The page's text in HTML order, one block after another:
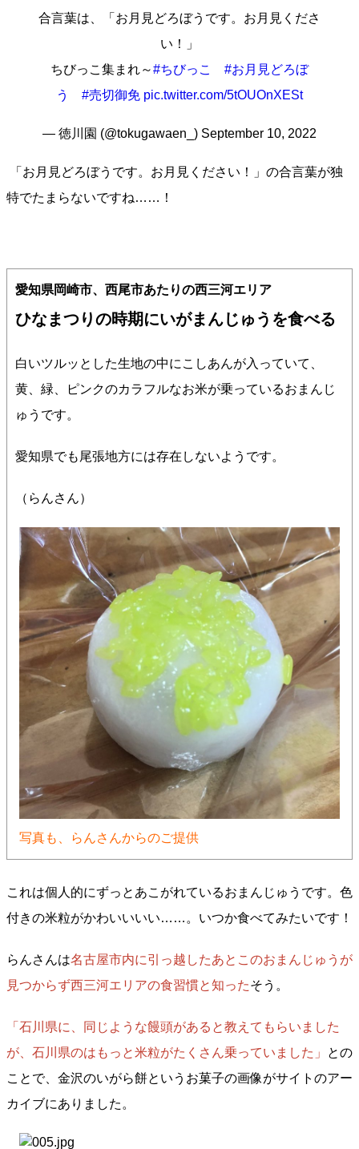
合言葉は、「お月見どろぼうです。お月見くださ
い！」
ちびっこ集まれ～#ちびっこ
#お月見どろぼ
う
#売切御免 pic.twitter.com/5tOUOnXESt
— 徳川園 (@tokugawaen_) September 10, 2022
「お月見どろぼうです。お月見ください！」の合言葉が独
特でたまらないですね……！
愛知県岡崎市、西尾市あたりの西三河エリア
ひなまつりの時期にいがまんじゅうを食べる
白いツルッとした生地の中にこしあんが入っていて、
黄、緑、ピンクのカラフルなお米が乗っているおまんじ
ゅうです。
愛知県でも尾張地方には存在しないようです。
（らんさん）
写真も、​​​​らんさんからのご提供
これは個人的にずっとあこがれているおまんじゅうです。色
付きの米粒がかわいいいい……。いつか食べてみたいです！
らんさんは名古屋市内に引っ越したあとこのおまんじゅうが
見つからず西三河エリアの食習慣と知ったそう。
「石川県に、同じような饅頭があると教えてもらいました
が、石川県のはもっと米粒がたくさん乗っていました」
との
ことで、金沢のいがら餅というお菓子の画像がサイトのアー
カイブにありました。